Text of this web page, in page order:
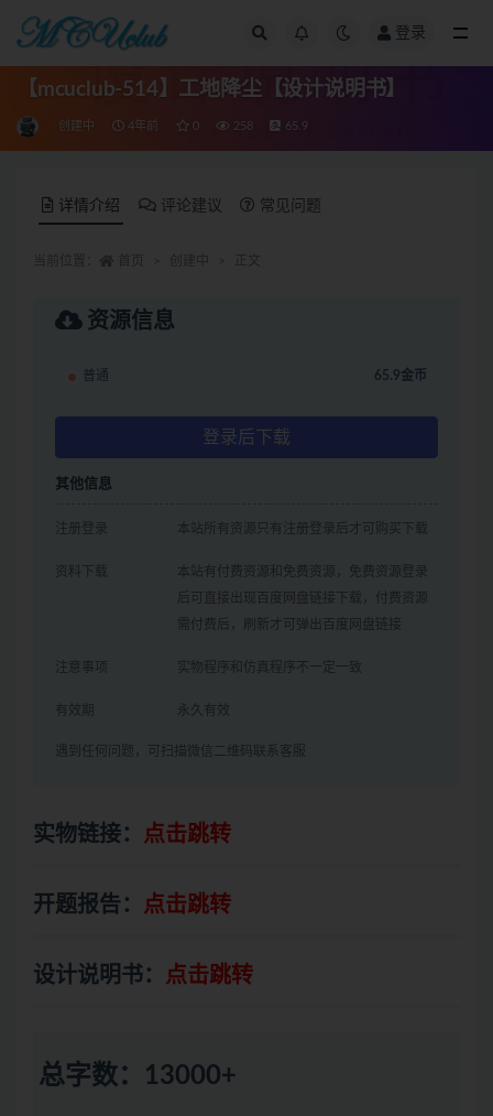
登录
【mcuclub-514】工地降尘【设计说明书】
创建中 4年前 0 258 65.9
详情介绍 评论建议 常见问题
资源信息
普通 65.9金币
登录后下载
其他信息
注册登录 本站所有资源只有注册登录后才可购买下载
资料下载
本站有付费资源和免费资源，免费资源登录
后可直接出现百度网盘链接下载，付费资源
需付费后，刷新才可弹出百度网盘链接
注意事项 实物程序和仿真程序不一定一致
有效期 永久有效
遇到任何问题，可扫描微信二维码联系客服
实物链接： 点击跳转
开题报告： 点击跳转
设计说明书： 点击跳转
总字数：13000+